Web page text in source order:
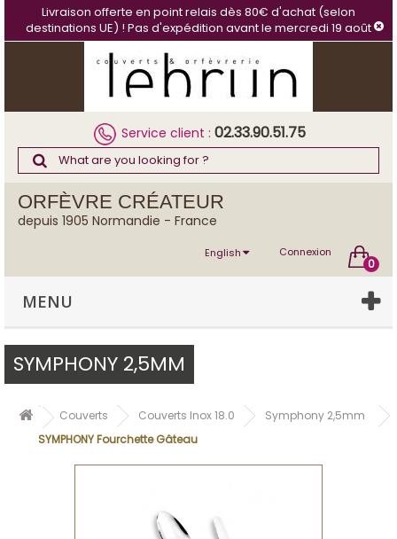
Livraison offerte en point relais dès 80€ d'achat (selon
destinations UE) ! Pas d'expédition avant le mercredi 19 août
Service client : 02.33.90.51.75
ORFÈVRE CRÉATEUR
depuis 1905 Normandie - France
0
Connexion
English
MENU
SYMPHONY 2,5MM
Couverts Couverts Inox 18.0
Symphony 2,5mm
SYMPHONY Fourchette Gâteau
Cookies management panel